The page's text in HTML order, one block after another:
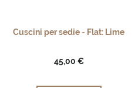
Cuscini per sedie - Flat: Lime
45,00 €